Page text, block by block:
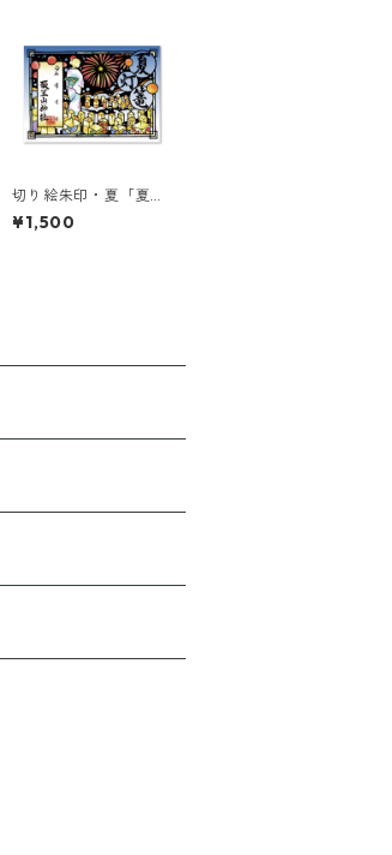
切り絵朱印・夏「夏灯
篭」なつとうろう
¥1,500